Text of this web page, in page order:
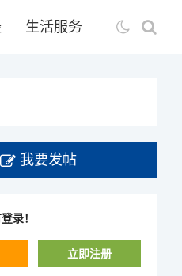
生活服务
我要发帖
录！
立即注册